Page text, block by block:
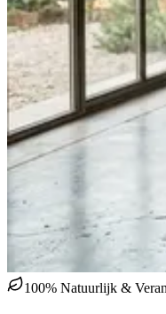
100% Natuurlijk &